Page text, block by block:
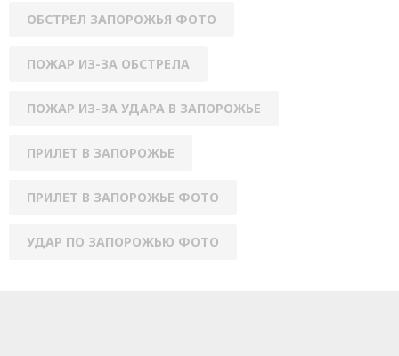
ОБСТРЕЛ ЗАПОРОЖЬЯ ФОТО
ПОЖАР ИЗ-ЗА ОБСТРЕЛА
ПОЖАР ИЗ-ЗА УДАРА В ЗАПОРОЖЬЕ
ПРИЛЕТ В ЗАПОРОЖЬЕ
ПРИЛЕТ В ЗАПОРОЖЬЕ ФОТО
УДАР ПО ЗАПОРОЖЬЮ ФОТО